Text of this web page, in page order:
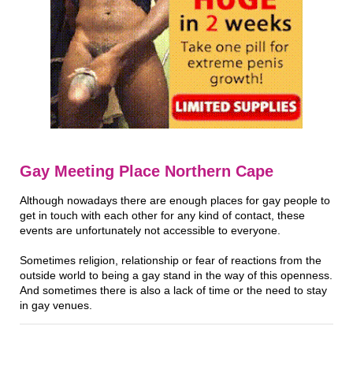
Gay Meeting Place Northern Cape
Although nowadays there are enough places for gay people to
get in touch with each other for any kind of contact, these
events are unfortunately not accessible to everyone.
Sometimes religion, relationship or fear of reactions from the
outside world to being a gay stand in the way of this openness.
And sometimes there is also a lack of time or the need to stay
in gay venues.